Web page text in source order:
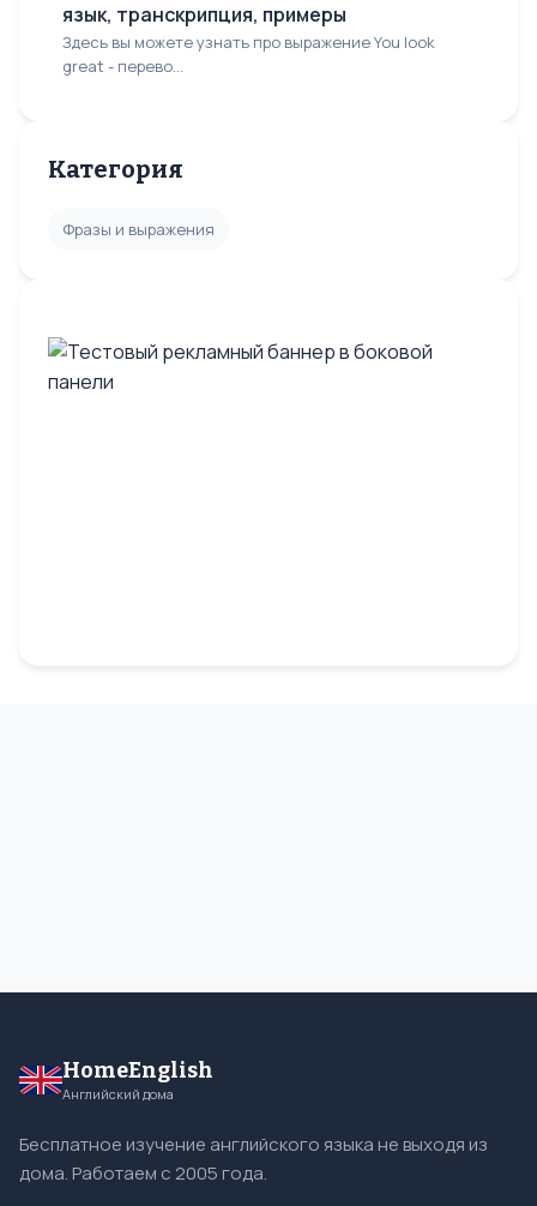
язык, транскрипция, примеры
Здесь вы можете узнать про выражение You look
great - перево...
Категория
Фразы и выражения
HomeEnglish
Английский дома
Бесплатное изучение английского языка не выходя из
дома. Работаем с 2005 года.